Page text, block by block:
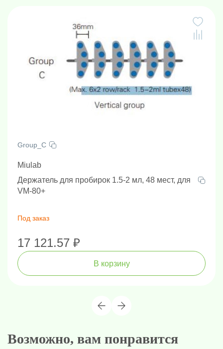
Group_C
Miulab
Держатель для пробирок 1.5-2 мл, 48 мест, для
VM-80+
Под заказ
17 121.57 ₽
В корзину
Возможно, вам понравится